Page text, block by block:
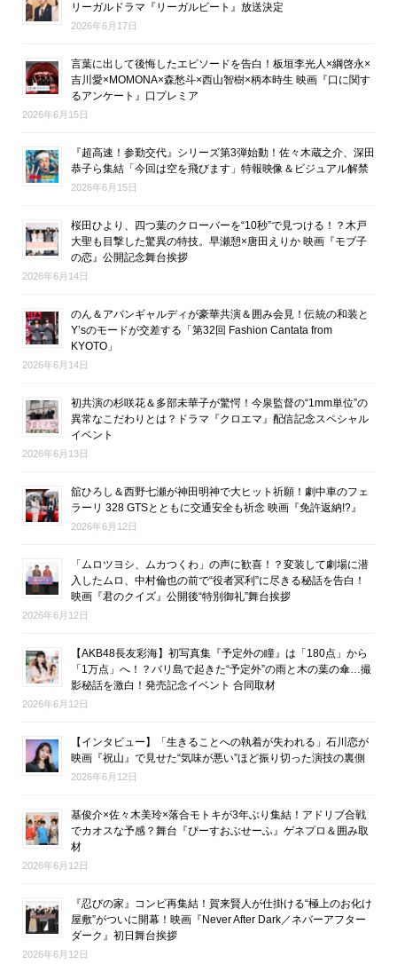
リーガルドラマ『リーガルビート』放送決定
2026年6月17日
言葉に出して後悔したエピソードを告白！板垣李光人×綱啓永×
吉川愛×MOMONA×森愁斗×西山智樹×柄本時生 映画『口に関す
るアンケート』口プレミア
2026年6月15日
『超高速！参勤交代』シリーズ第3弾始動！佐々木蔵之介、深田
恭子ら集結「今回は空を飛びます」特報映像＆ビジュアル解禁
2026年6月15日
桜田ひより、四つ葉のクローバーを“10秒”で見つける！？木戸
大聖も目撃した驚異の特技。早瀬憩×唐田えりか 映画『モブ子
の恋』公開記念舞台挨拶
2026年6月14日
のん＆アバンギャルディが豪華共演＆囲み会見！伝統の和装と
Y’sのモードが交差する「第32回 Fashion Cantata from
KYOTO」
2026年6月14日
初共演の杉咲花＆多部未華子が驚愕！今泉監督の“1mm単位”の
異常なこだわりとは？ドラマ『クロエマ』配信記念スペシャル
イベント
2026年6月13日
舘ひろし＆西野七瀬が神田明神で大ヒット祈願！劇中車のフェ
ラーリ 328 GTSとともに交通安全も祈念 映画『免許返納!?』
2026年6月12日
「ムロツヨシ、ムカつくわ」の声に歓喜！？変装して劇場に潜
入したムロ、中村倫也の前で“役者冥利”に尽きる秘話を告白！
映画『君のクイズ』公開後“特別御礼”舞台挨拶
2026年6月12日
【AKB48長友彩海】初写真集『予定外の瞳』は「180点」から
「1万点」へ！？バリ島で起きた“予定外”の雨と木の葉の傘…撮
影秘話を激白！発売記念イベント 合同取材
2026年6月12日
【インタビュー】「生きることへの執着が失われる」石川恋が
映画『祝山』で見せた“気味が悪い”ほど振り切った演技の裏側
2026年6月12日
基俊介×佐々木美玲×落合モトキが3年ぶり集結！アドリブ合戦
でカオスな予感？舞台『ぴーすおぶせーふ』ゲネプロ＆囲み取
材
2026年6月12日
『忍びの家』コンビ再集結！賀来賢人が仕掛ける“極上のお化け
屋敷”がついに開幕！映画『Never After Dark／ネバーアフター
ダーク』初日舞台挨拶
2026年6月12日